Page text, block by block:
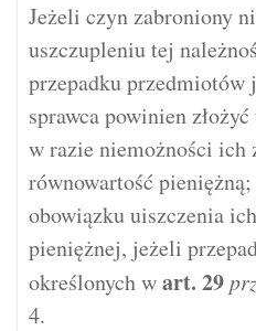
Jeżeli czyn zabroniony
uszczupleniu tej
przepadku przedmiotów
sprawca powinien
w razie niemożności ich
równowartość pieniężną;
obowiązku uiszczenia
pieniężnej, jeżeli
określonych wart. 29
4.